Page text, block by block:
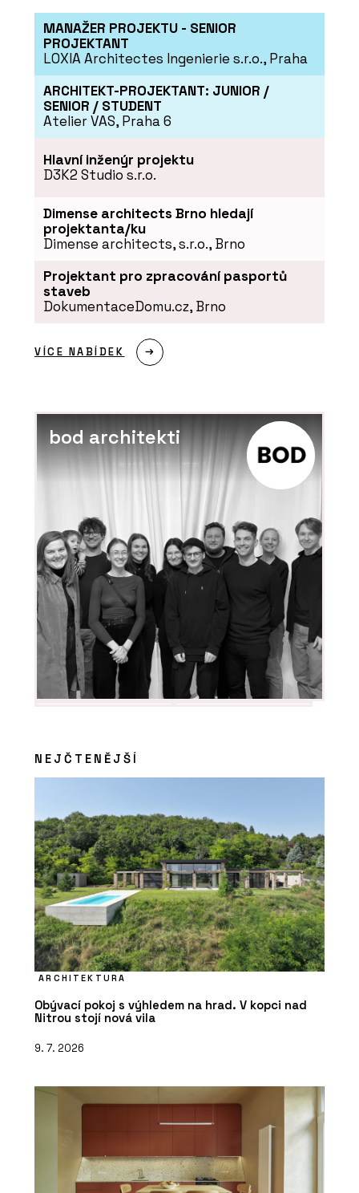
MANAŽER PROJEKTU - SENIOR
PROJEKTANT
LOXIA Architectes Ingenierie s.r.o., Praha
ARCHITEKT-PROJEKTANT: JUNIOR /
SENIOR / STUDENT
Atelier VAS, Praha 6
Hlavní inženýr projektu
D3K2 Studio s.r.o.
Dimense architects Brno hledají
projektanta/ku
Dimense architects, s.r.o., Brno
Projektant pro zpracování pasportů
staveb
DokumentaceDomu.cz, Brno
VÍCE NABÍDEK
bod architekti
NEJČTENĚJŠÍ
ARCHITEKTURA
Obývací pokoj s výhledem na hrad. V kopci nad
Nitrou stojí nová vila
9. 7. 2026